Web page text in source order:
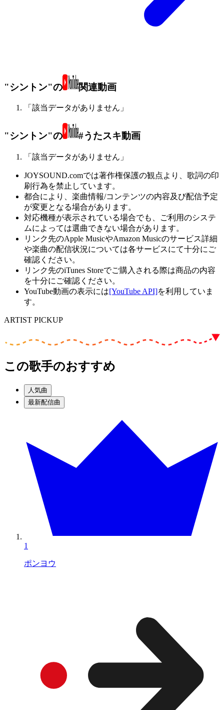
"シントン"の 関連動画
「該当データがありません」
"シントン"の #うたスキ動画
「該当データがありません」
JOYSOUND.comでは著作権保護の観点より、歌詞の印
刷行為を禁止しています。
都合により、楽曲情報/コンテンツの内容及び配信予定
が変更となる場合があります。
対応機種が表示されている場合でも、ご利用のシステ
ムによっては選曲できない場合があります。
リンク先のApple MusicやAmazon Musicのサービス詳細
や楽曲の配信状況については各サービスにて十分にご
確認ください。
リンク先のiTunes Storeでご購入される際は商品の内容
を十分にご確認ください。
YouTube動画の表示には[YouTube API]を利用していま
す。
ARTIST PICKUP
この歌手のおすすめ
人気曲
最新配信曲
1
ポンヨウ